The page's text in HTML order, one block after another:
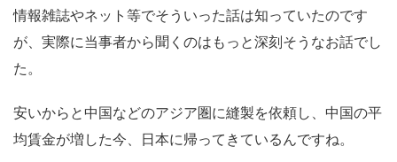
情報雑誌やネット等でそういった話は知っていたのです
が、実際に当事者から聞くのはもっと深刻そうなお話でし
た。
安いからと中国などのアジア圏に縫製を依頼し、中国の平
均賃金が増した今、日本に帰ってきているんですね。